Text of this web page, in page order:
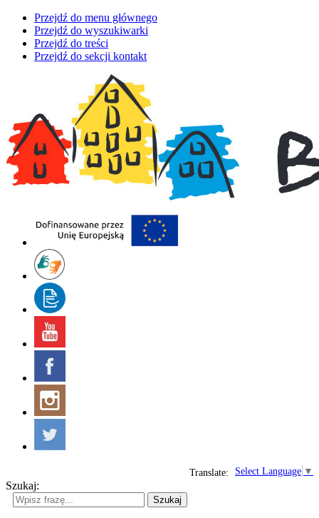
Przejdź do menu głównego
Przejdź do wyszukiwarki
Przejdź do treści
Przejdź do sekcji kontakt
Select Language ▼
Translate:
Szukaj:
Szukaj